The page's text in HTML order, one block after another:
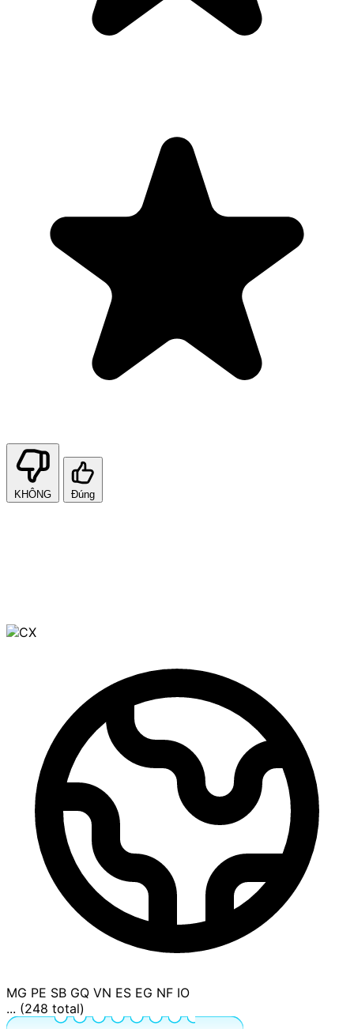
KHÔNG Đúng
MG PE SB GQ VN ES EG NF IO
... (248 total)